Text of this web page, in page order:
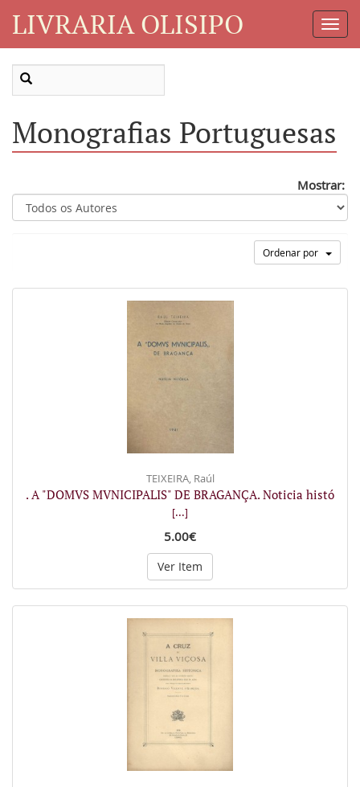
LIVRARIA OLISIPO
Monografias Portuguesas
Mostrar:
Ordenar por
TEIXEIRA, Raúl
. A "DOMVS MVNICIPALIS" DE BRAGANÇA. Noticia histó
[...]
5.00€
Ver Item